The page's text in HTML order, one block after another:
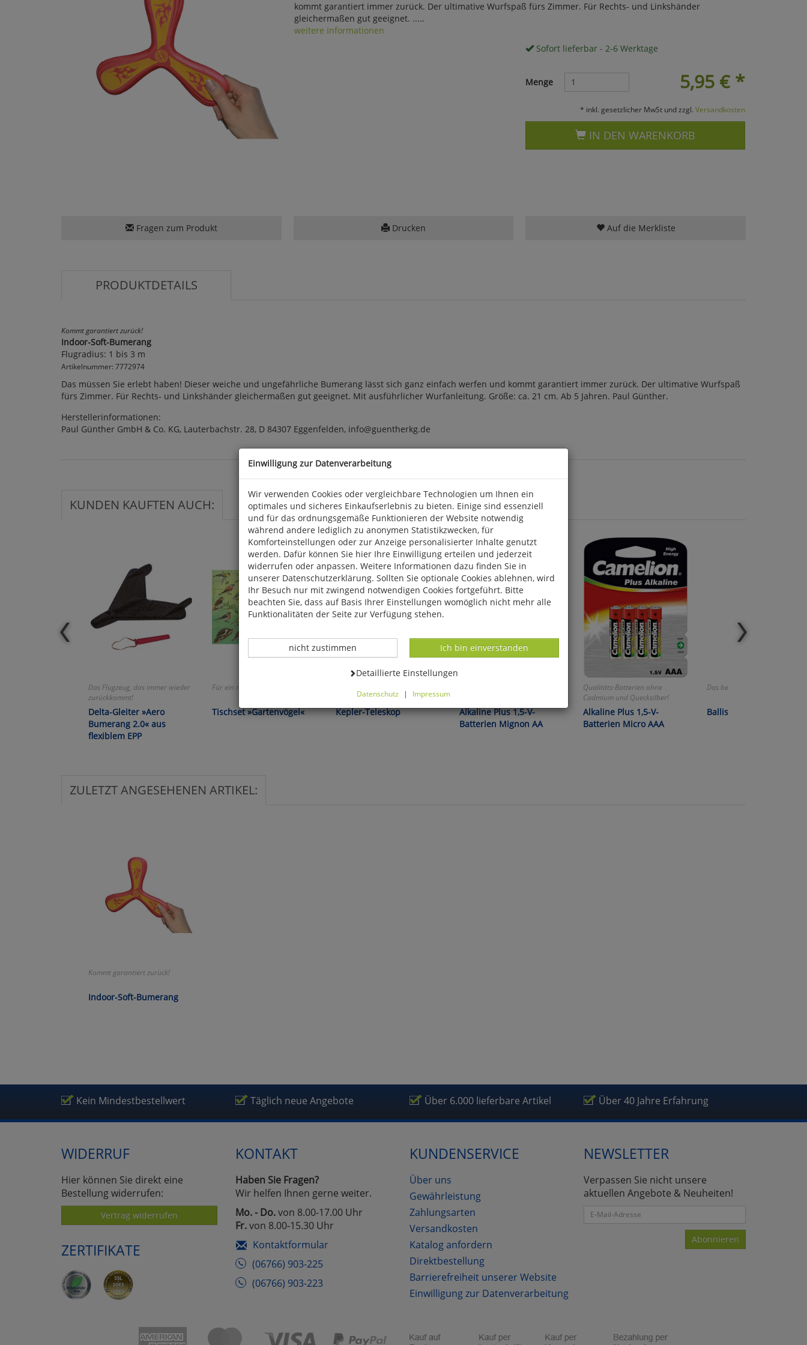
kommt garantiert immer zurück. Der ultimative Wurfspaß fürs Zimmer. Für Rechts- und Linkshänder
gleichermaßen gut geeignet. .....
weitere Informationen
Sofort lieferbar - 2-6 Werktage
5,95 €*
Menge
* inkl. gesetzlicher MwSt und zzgl. Versandkosten
IN DEN WARENKORB
Fragen zum Produkt Drucken Auf die Merkliste
PRODUKTDETAILS
Kommt garantiert zurück!
Indoor-Soft-Bumerang
Flugradius: 1 bis 3 m
Artikelnummer: 7772974
Das müssen Sie erlebt haben! Dieser weiche und ungefährliche Bumerang lässt sich ganz einfach werfen und kommt garantiert immer zurück. Der ultimative Wurfspaß
fürs Zimmer. Für Rechts- und Linkshänder gleichermaßen gut geeignet. Mit ausführlicher Wurfanleitung. Größe: ca. 21 cm. Ab 5 Jahren. Paul Günther.
Herstellerinformationen:
Paul Günther GmbH & Co. KG, Lauterbachstr. 28, D 84307 Eggenfelden, info@guentherkg.de
KUNDEN KAUFTEN AUCH:
Das Flugzeug, das immer wieder
zurückkommt!
Delta-Gleiter »Aero
Bumerang 2.0« aus
flexiblem EPP
Für ein munteres Frühstück!
Tischset »Gartenvögel«
Astronomen!
Kepler-Teleskop
Alkaline Plus 1,5-V-
Batterien Mignon AA
Qualitäts-Batterien ohne
Cadmium und Quecksilber!
Alkaline Plus 1,5-V-
Batterien Micro AAA
Das bewährte Hausmittel!
Ballistol-Öl
ZULETZT ANGESEHENEN ARTIKEL:
Kommt garantiert zurück!
Indoor-Soft-Bumerang
Kein Mindestbestellwert Täglich neue Angebote Über 6.000 lieferbare Artikel Über 40 Jahre Erfahrung
WIDERRUF
Hier können Sie direkt eine
Bestellung widerrufen:
Vertrag widerrufen
ZERTIFIKATE
KONTAKT
Haben Sie Fragen?
Wir helfen Ihnen gerne weiter.
Mo. - Do.von 8.00-17.00 Uhr
Fr.von 8.00-15.30 Uhr
Kontaktformular
(06766) 903-225
(06766) 903-223
KUNDENSERVICE
Über uns
Gewährleistung
Zahlungsarten
Versandkosten
Katalog anfordern
Direktbestellung
Barrierefreiheit unserer Website
Einwilligung zur Datenverarbeitung
NEWSLETTER
Verpassen Sie nicht unsere
aktuellen Angebote & Neuheiten!
Abonnieren
Einwilligung zur Datenverarbeitung
Wir verwenden Cookies oder vergleichbare Technologien um Ihnen ein
optimales und sicheres Einkaufserlebnis zu bieten. Einige sind essenziell
und für das ordnungsgemäße Funktionieren der Website notwendig
während andere lediglich zu anonymen Statistikzwecken, für
Komforteinstellungen oder zur Anzeige personalisierter Inhalte genutzt
werden. Dafür können Sie hier Ihre Einwilligung erteilen und jederzeit
widerrufen oder anpassen. Weitere Informationen dazu finden Sie in
unserer Datenschutzerklärung. Sollten Sie optionale Cookies ablehnen, wird
Ihr Besuch nur mit zwingend notwendigen Cookies fortgeführt. Bitte
beachten Sie, dass auf Basis Ihrer Einstellungen womöglich nicht mehr alle
Funktionalitäten der Seite zur Verfügung stehen.
Datenverarbeitung -
Ich bin einverstanden
Datenverarbeitung -
nicht zustimmen
Datenverarbeitung -
Detaillierte Einstellungen
Datenschutz | Impressum
Cookies ablehnen, wird Ihr Besuch nur mit zwingend notwendigen Cookies
fortgeführt. Bitte beachten Sie, dass auf Basis Ihrer Einstellungen womöglich